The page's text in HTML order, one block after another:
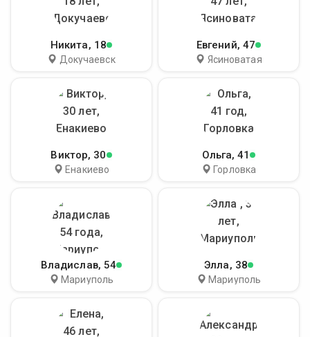
Никита, 18
Докучаевск
Евгений, 47
Ясиноватая
Виктор, 30
Енакиево
Ольга, 41
Горловка
Владислав, 54
Мариуполь
Элла, 38
Мариуполь